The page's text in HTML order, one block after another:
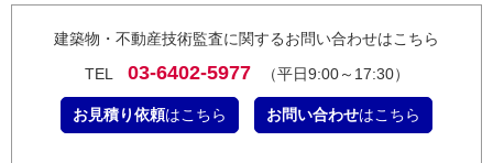
建築物・不動産技術監査に関するお問い合わせはこちら
TEL
03-6402-5977 （平日9:00～17:30）
お見積り依頼はこちら お問い合わせはこちら